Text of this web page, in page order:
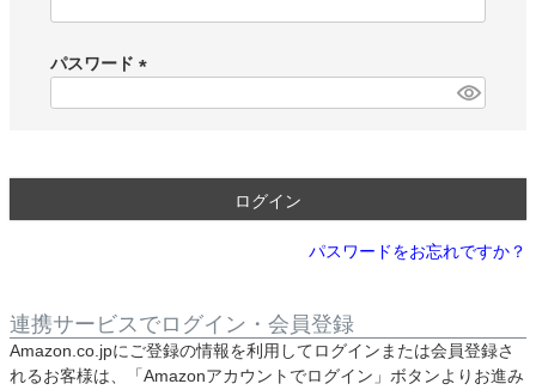
)
パスワード
ログイン
パスワードをお忘れですか？
連携サービスでログイン・会員登録
Amazon.co.jpにご登録の情報を利用してログインまたは会員登録さ
れるお客様は、「Amazonアカウントでログイン」ボタンよりお進み